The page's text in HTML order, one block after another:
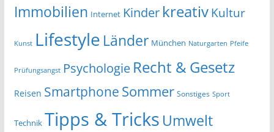
Immobilien Internet Kinder kreativKultur
Kunst Lifestyle Länder München Naturgarten Pfeife
Prüfungsangst Psychologie Recht & Gesetz
Reisen Smartphone Sommer Sonstiges Sport
Technik Tipps & Tricks Umwelt